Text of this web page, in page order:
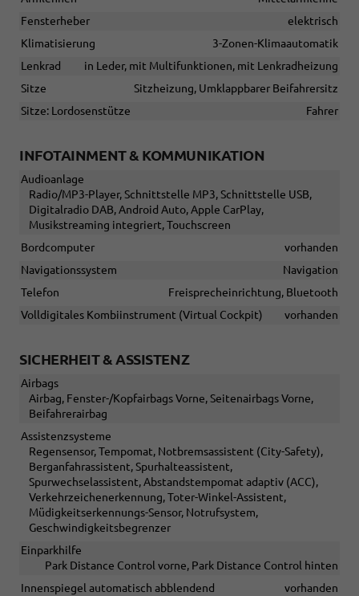
Fensterheber
elektrisch
Klimatisierung
3-Zonen-Klimaautomatik
Lenkrad
in Leder, mit Multifunktionen, mit Lenkradheizung
Sitze
Sitzheizung, Umklappbarer Beifahrersitz
Sitze: Lordosenstütze
Fahrer
INFOTAINMENT & KOMMUNIKATION
Audioanlage
Radio/MP3-Player, Schnittstelle MP3, Schnittstelle USB,
Digitalradio DAB, Android Auto, Apple CarPlay,
Musikstreaming integriert, Touchscreen
Bordcomputer
vorhanden
Navigationssystem
Navigation
Telefon
Freisprecheinrichtung, Bluetooth
Volldigitales Kombiinstrument (Virtual Cockpit)
vorhanden
SICHERHEIT & ASSISTENZ
Airbags
Airbag, Fenster-/Kopfairbags Vorne, Seitenairbags Vorne,
Beifahrerairbag
Assistenzsysteme
Regensensor, Tempomat, Notbremsassistent (City-Safety),
Berganfahrassistent, Spurhalteassistent,
Spurwechselassistent, Abstandstempomat adaptiv (ACC),
Verkehrzeichenerkennung, Toter-Winkel-Assistent,
Müdigkeitserkennungs-Sensor, Notrufsystem,
Geschwindigkeitsbegrenzer
Einparkhilfe
Park Distance Control vorne, Park Distance Control hinten
Innenspiegel automatisch abblendend
vorhanden